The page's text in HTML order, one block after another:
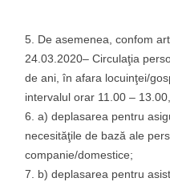
De asemenea, confom
24.03.2020– Circulaţia
de ani, în afara locuinţei/
intervalul orar 11.00 –
a) deplasarea pentru
necesităţile de bază ale
companie/domestice;
b) deplasarea pentru